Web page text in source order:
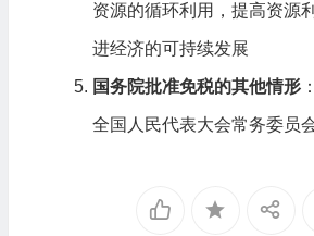
资源的循环利用，提高资源
进经济的可持续发展
国务院批准免税的其他情形
全国人民代表大会常务委员